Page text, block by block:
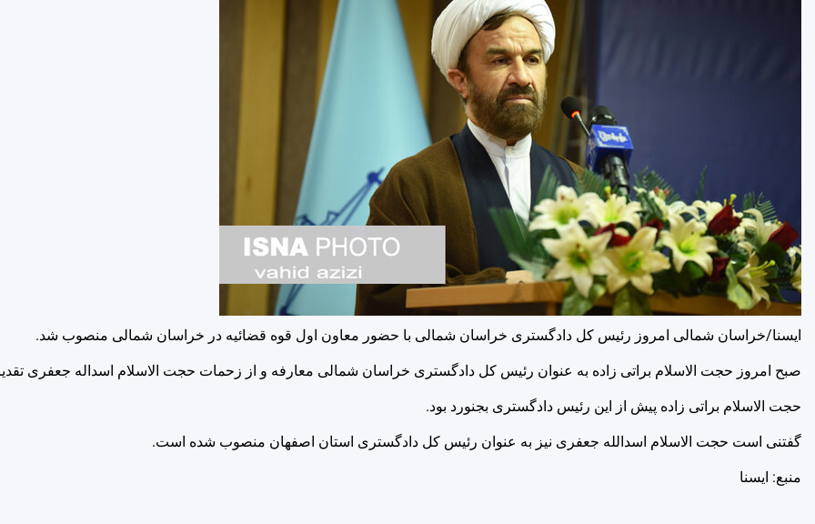
ایسنا/خراسان شمالی امروز رئیس کل دادگستری خراسان شمالی با حضور معاون اول قوه قضائیه در خراسان شمالی منصوب شد.
صبح امروز حجت الاسلام براتی زاده به عنوان رئیس کل دادگستری خراسان شمالی معارفه و از زحمات حجت الاسلام اسداله جعفری
حجت الاسلام براتی زاده پیش از این رئیس دادگستری بجنورد بود.
گفتنی است حجت الاسلام اسدالله جعفری نیز به عنوان رئیس کل دادگستری استان اصفهان منصوب شده است.
منبع: ايسنا